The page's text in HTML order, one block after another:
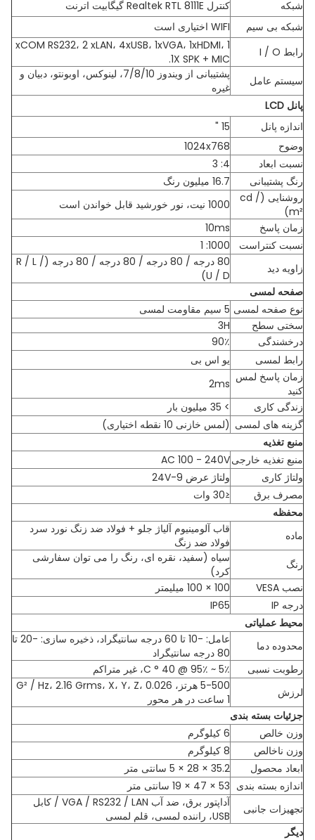
شبکه
کنترل Realtek RTL 8111E گیگابیت اترنت
شبکه بی سیم
WIFI اختیاری است
رابط I / O
1 xCOM RS232، 2 xLAN، 4xUSB، 1xVGA، 1xHDMI،
1X SPK + MIC.
سیستم عامل
پشتیبانی از ویندوز 7/8/10، لینوکس، اوبونتو، دبیان و
غیره
پانل LCD
اندازه پانل
15 "
وضوح
1024x768
نسبت ابعاد
4: 3
رنگ پشتیبانی
16.7 میلیون رنگ
روشنایی (cd /
m²)
1000 نیت، نور خورشید قابل خواندن است
زمان پاسخ
10ms
نسبت کنتراست
1000: 1
زاویه دید
80 درجه / 80 درجه / 80 درجه / 80 درجه (R / L /
U / D)
صفحه لمسی
نوع صفحه لمسی 5 سیم مقاومت لمسی
سختی سطح
3H
درخشندگی
90٪
رابط لمسی
یو اس بی
زمان پاسخ لمس
کنید
2ms
زندگی کاری
> 35 میلیون بار
گزینه های لمسی (لمس خازنی 10 نقطه اختیاری)
منبع تغذیه
منبع تغذیه خارجیAC 100 - 240V
ولتاژ کاری
ولتاژ عرض 9-24V
مصرف برق
≤30 وات
محفظه
ماده
قاب آلومینیوم آلیاژ جلو + فولاد ضد زنگ نورد سرد
فولاد ضد زنگ
رنگ
سیاه (سفید، نقره ای، رنگ را می توان سفارشی
کرد)
نصب VESA
100 × 100 میلیمتر
درجه IP
IP65
محیط عملیاتی
محدوده دما
عامل: -10 تا 60 درجه سانتیگراد، ذخیره سازی: -20 تا
80 درجه سانتیگراد
رطوبت نسبی
5٪ ~ 95٪ @ 40 ° C، غیر متراکم
لرزش
5-500 هرتز، 0.026 G² / Hz، 2.16 Grms، X، Y، Z،
1 ساعت در هر محور
جزئیات بسته بندی
وزن خالص
6 کیلوگرم
وزن ناخالص
8 کیلوگرم
ابعاد محصول
35.2 × 28 × 5 سانتی متر
اندازه بسته بندی 53 × 47 × 19 سانتی متر
تجهیزات جانبی
آداپتور برق، ضد آب VGA / RS232 / LAN / کابل
USB، راننده لمسی، قلم لمسی
دیگر